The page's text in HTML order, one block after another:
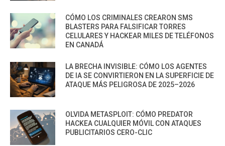
CÓMO LOS CRIMINALES CREARON SMS
BLASTERS PARA FALSIFICAR TORRES
CELULARES Y HACKEAR MILES DE TELÉFONOS
EN CANADÁ
LA BRECHA INVISIBLE: CÓMO LOS AGENTES
DE IA SE CONVIRTIERON EN LA SUPERFICIE DE
ATAQUE MÁS PELIGROSA DE 2025–2026
OLVIDA METASPLOIT: CÓMO PREDATOR
HACKEA CUALQUIER MÓVIL CON ATAQUES
PUBLICITARIOS CERO-CLIC